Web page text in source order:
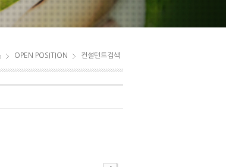
OPEN POSITION 컨설턴트검색